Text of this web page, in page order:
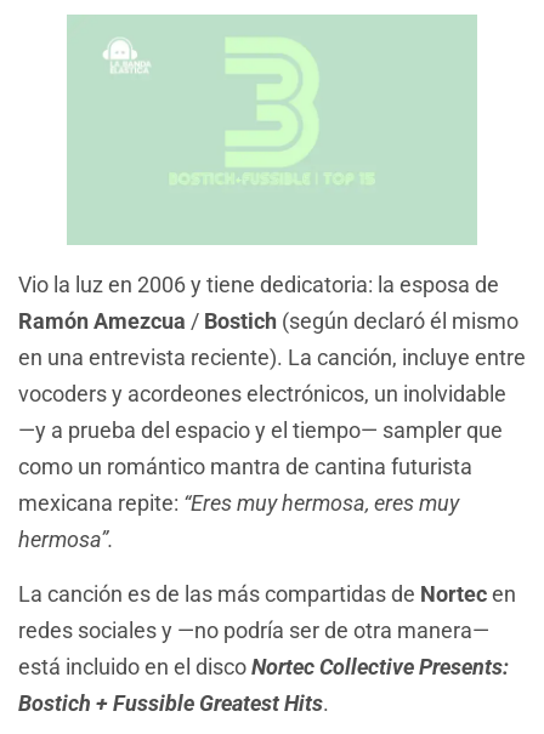
Vio la luz en 2006 y tiene dedicatoria: la esposa de
Ramón Amezcua / Bostich (según declaró él mismo
en una entrevista reciente). La canción, incluye entre
vocoders y acordeones electrónicos, un inolvidable
—y a prueba del espacio y el tiempo— sampler que
como un romántico mantra de cantina futurista
mexicana repite: “Eres muy hermosa, eres muy
hermosa”.
La canción es de las más compartidas de Nortecen
redes sociales y —no podría ser de otra manera—
está incluido en el discoNortec Collective Presents:
Bostich + Fussible Greatest Hits.